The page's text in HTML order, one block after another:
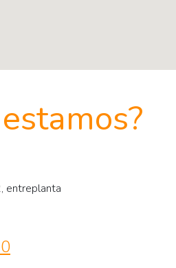
entreplanta